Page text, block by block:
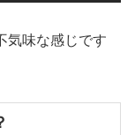
気味な感じです